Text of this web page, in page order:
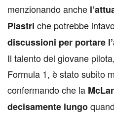
menzionando anche
Piastri che potrebbe
discussioni per portare
Il talento del giovane
Formula 1, è stato subito
confermando che la
decisamente lungo